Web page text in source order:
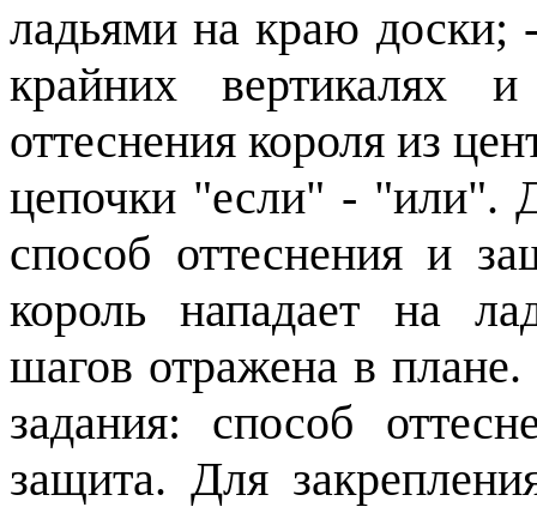
ладьями на краю доски;
крайних вертикалях
оттеснения короля из
цепочки "если" - "или".
способ оттеснения и
король нападает на
шагов отражена в
задания: способ
защита. Для